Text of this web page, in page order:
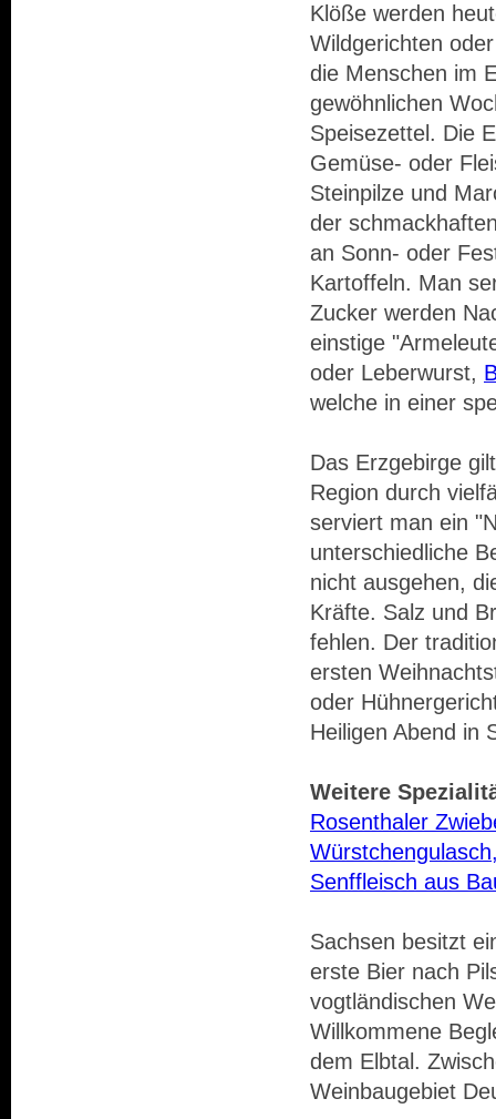
Klöße werden
Wildgerichten
die Menschen im
gewöhnlichen
Speisezettel. Die
Gemüse- oder
Steinpilze und
der
an Sonn- oder
Kartoffeln. Man
Zucker werden
einstige
oder Leberwurst,
welche in einer
Das Erzgebirge
Region durch
serviert man ein
unterschiedliche
nicht ausgehen,
Kräfte. Salz und
fehlen. Der
ersten
oder
Heiligen Abend in
Weitere
Rosenthaler
Senffleisch aus
Sachsen besitzt
erste Bier nach
vogtländischen
Willkommene
dem Elbtal.
Weinbaugebiet